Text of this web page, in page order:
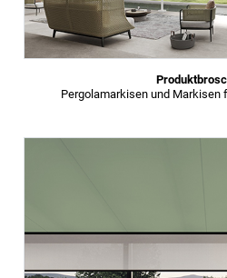
Pergolamarkisen und Markisen